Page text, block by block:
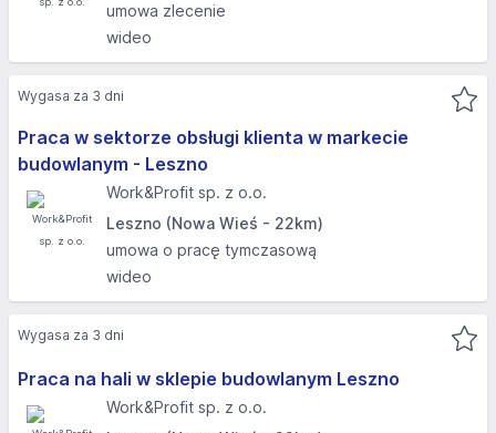
umowa zlecenie
wideo
Praca w sektorze obsługi klienta w markecie
budowlanym - Leszno
Work&Profit sp. z o.o.
Leszno (Nowa Wieś - 22km)
umowa o pracę tymczasową
wideo
Wygasa za 3 dni
Praca na hali w sklepie budowlanym Leszno
Work&Profit sp. z o.o.
Wygasa za 3 dni